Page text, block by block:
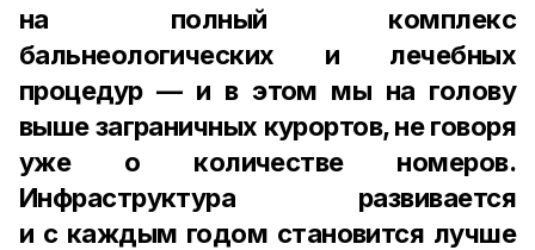
на полный комплекс
бальнеологических и лечебных
процедур — и в этом мы на голову
выше заграничных курортов, не говоря
уже о количестве номеров.
Инфраструктура развивается
и с каждым годом становится лучше